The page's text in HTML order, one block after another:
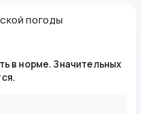
ПОГОДЫ
в норме. Значительных